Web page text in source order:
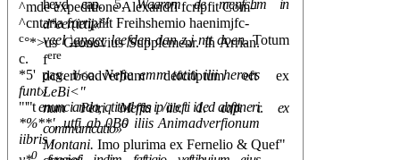
heyd cap. 5.Waarom de menfchm in
d*eer(ietij«e,t
veel\angerleefden dan z,j ntt doen.Totum
fere
dcverboadverbum defcriptum eft ex
LeBi<"
num Petri Meffia iib. 1.cap.r.ex
commumcatio»6
Montani. Imo plurima ex Fernelio & Quef"
^mde expeditione Alexandfi fcripfit Com-
^cntaria furripiiit Freihshemio haenimjfc-
c°*>us Gronovius Supplcmenr. ih Arrian.
c.
*5' pag. i/<o.Nefte emm tatiti ilii heroes
funt»
"'"tenunciando, qtitod res ip/a efti ided abfttneri
*%**', utfi ab 0B0 iliis Animadverfionum
iibris,
0